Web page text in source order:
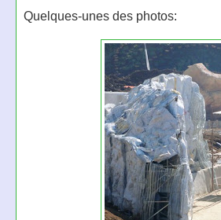
Quelques-unes des photos: